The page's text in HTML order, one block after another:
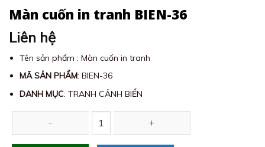
Màn cuốn in tranh BIEN-36
Liên hệ
Tên sản phẩm : Màn cuốn in tranh
MÃ SẢN PHẨM: BIEN-36
DANH MỤC: TRANH CẢNH BIỂN